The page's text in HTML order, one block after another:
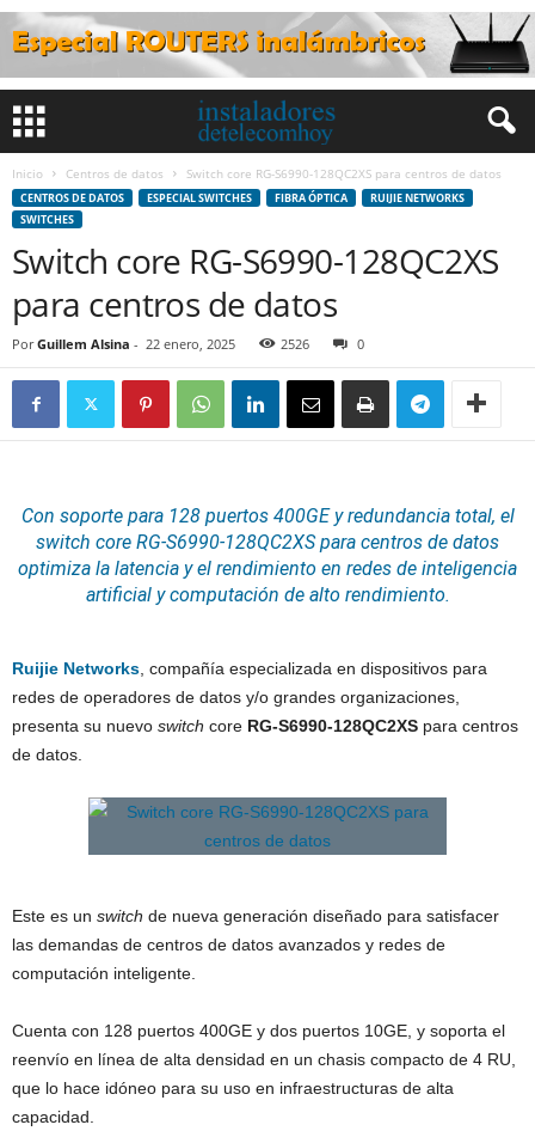
Inicio Centros de datos Switch core RG-S6990-128QC2XS para centros de datos
CENTROS DE DATOS ESPECIAL SWITCHES FIBRA ÓPTICA
RUIJIE NETWORKS
SWITCHES
Switch core RG-S6990-128QC2XS
para centros de datos
Por Guillem Alsina - 22 enero, 2025 2526 0
Con soporte para 128 puertos 400GE y redundancia total, el
switch core RG-S6990-128QC2XS para centros de datos
optimiza la latencia y el rendimiento en redes de inteligencia
artificialy computación de alto rendimiento.
Ruijie Networks , compañía especializada en dispositivos para
redes de operadores de datos y/o grandes organizaciones,
presenta su nuevo switch core RG-S6990-128QC2XS para centros
de datos.
Este es un switch de nueva generación diseñado para satisfacer
las demandas de centros de datos avanzados y redes de
computación inteligente.
Cuenta con 128 puertos 400GE y dos puertos 10GE, y soporta el
reenvío en línea de alta densidad en un chasis compacto de 4 RU,
que lo hace idóneo para su uso en infraestructuras de alta
capacidad.